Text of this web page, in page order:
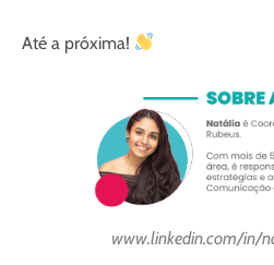
Até a próxima!
www.linkedin.com/in/